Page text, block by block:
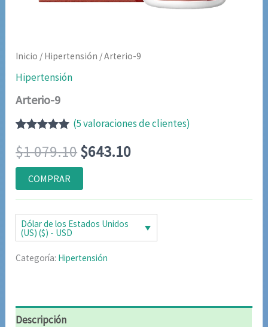
Inicio / Hipertensión / Arterio-9
Hipertensión
Arterio-9
con
5.00de
5 en base a
valoraciones
de clientes
(5valoraciones de clientes)
$1 079.10El
original
era:
$1
$643.10El
actual
es:
COMPRAR
Dólar de los Estados Unidos
(US) ($) - USD
Categoría: Hipertensión
Descripción